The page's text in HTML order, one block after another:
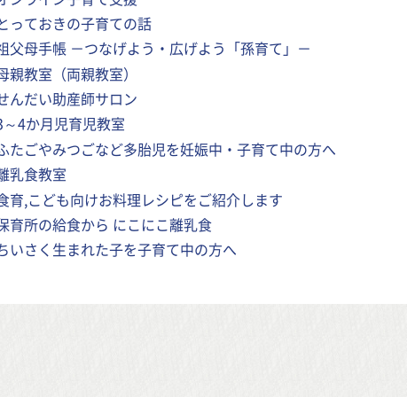
っておきの子育ての話
父母手帳 －つなげよう・広げよう「孫育て」－
親教室（両親教室）
んだい助産師サロン
4か月児育児教室
たごやみつごなど多胎児を妊娠中・子育て中の方へ
乳食教室
育,こども向けお料理レシピをご紹介します
育所の給食から にこにこ離乳食
いさく生まれた子を子育て中の方へ